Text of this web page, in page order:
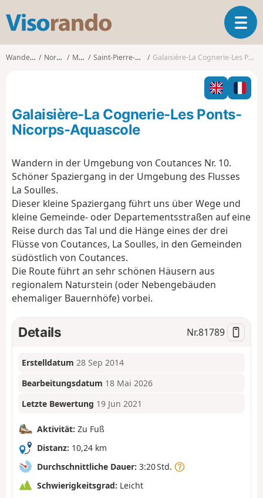
s
o
o
T
o
g
l
n
a
n
Wanderungen Normandie Manche Saint-Pierre-de-Coutances Galaisière-La Cognerie-Les Ponts-Nicorps-Aquascole
Galaisière-La Cognerie-Les Ponts-
Nicorps-Aquascole
Wandern in der Umgebung von Coutances Nr. 10.
Schöner Spaziergang in der Umgebung des Flusses
La Soulles.
Dieser kleine Spaziergang führt uns über Wege und
kleine Gemeinde- oder Departementsstraßen auf eine
Reise durch das Tal und die Hänge eines der drei
Flüsse von Coutances, La Soulles, in den Gemeinden
südöstlich von Coutances.
Die Route führt an sehr schönen Häusern aus
regionalem Naturstein (oder Nebengebäuden
ehemaliger Bauernhöfe) vorbei.
Details Nr.81789
Erstelldatum 28 Sep 2014
Bearbeitungsdatum 18 Mai 2026
Letzte Bewertung 19 Jun 2021
Aktivität: Zu Fuß
Distanz: 10,24 km
Durchschnittliche Dauer: 3:20 Std.
Schwierigkeitsgrad: Leicht